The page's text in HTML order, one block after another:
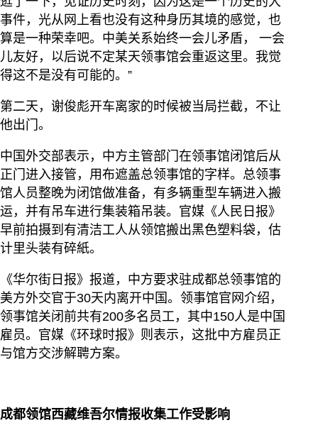
事件，光从网上看也没有这种身历其境的感觉，也
算是一种荣幸吧。中美关系始终一会儿矛盾， 一会
儿友好，以后说不定某天领事馆会重返这里。我觉
得这不是没有可能的。”
第二天，谢俊彪开车离家的时候被当局拦截，不让
他出门。
中国外交部表示，中方主管部门在领事馆闭馆后从
正门进入接管，用布遮盖总领事馆的字样。总领事
馆人员整晚为闭馆做准备，有多辆重型车辆进入搬
运，并有吊车进行集装箱吊装。官媒《人民日报》
早前拍摄到有清洁工人从领馆搬出黑色塑料袋，估
计里头装有碎紙。
《华尔街日报》报道，中方要求驻成都总领事馆的
美方外交官于30天内离开中国。领事馆官网介绍，
领事馆关闭前共有200多名员工，其中150人是中国
雇员。官媒《环球时报》则表示，这批中方雇员正
与馆方交涉解聘方案。
成都领馆西藏维吾尔情报收集工作受影响